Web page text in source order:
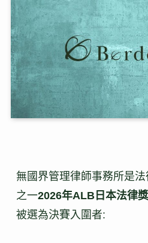
無國界管理律師事務所是
之一2026年ALB日本法律獎
被選為決賽入圍者: